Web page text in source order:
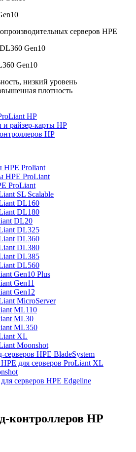
серверов HPE
Gen10
низкий уровень
плотность
HP
и райзер-карты HP
HP
HPE Proliant
HPE ProLiant
ProLiant
SL Scalable
DL160
DL180
DL20
DL325
DL360
DL380
DL385
DL560
Gen10 Plus
Gen11
Gen12
MicroServer
ML110
ML30
ML350
XL
Moonshot
серверов HPE BladeSystem
для серверов ProLiant XL
серверов HPE Edgeline
контроллеров HP